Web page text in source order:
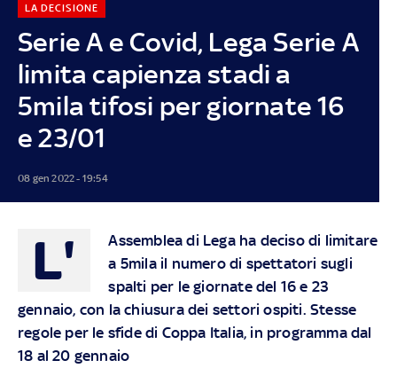
Serie A e Covid, Lega Serie A
limita capienza stadi a
5mila tifosi per giornate 16
e 23/01
LA DECISIONE
08 gen 2022 - 19:54
L'
Assemblea di Lega ha deciso di limitare
a 5mila il numero di spettatori sugli
spalti per le giornate del 16 e 23
gennaio, con la chiusura dei settori ospiti. Stesse
regole per le sfide di Coppa Italia, in programma dal
18 al 20 gennaio